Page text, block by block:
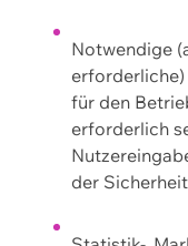
Notwendige
erforderliche)
für den
erforderlich
der